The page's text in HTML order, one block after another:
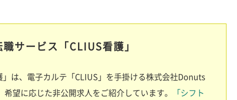
サービス「CLIUS看護」
は、電子カルテ「CLIUS」を手掛ける株式会社Donuts
望に応じた非公開求人をご紹介しています。
「シフト